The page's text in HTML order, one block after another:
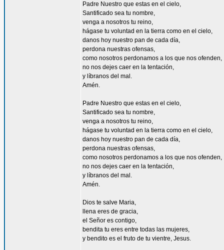
Padre Nuestro que estas en el cielo,
Santificado sea tu nombre,
venga a nosotros tu reino,
hágase tu voluntad en la tierra como en el cielo,
danos hoy nuestro pan de cada día,
perdona nuestras ofensas,
como nosotros perdonamos a los que nos ofenden,
no nos dejes caer en la tentación,
y líbranos del mal.
Amén.
Padre Nuestro que estas en el cielo,
Santificado sea tu nombre,
venga a nosotros tu reino,
hágase tu voluntad en la tierra como en el cielo,
danos hoy nuestro pan de cada día,
perdona nuestras ofensas,
como nosotros perdonamos a los que nos ofenden,
no nos dejes caer en la tentación,
y líbranos del mal.
Amén.
Dios te salve Maria,
llena eres de gracia,
el Señor es contigo,
bendita tu eres entre todas las mujeres,
y bendito es el fruto de tu vientre, Jesus.